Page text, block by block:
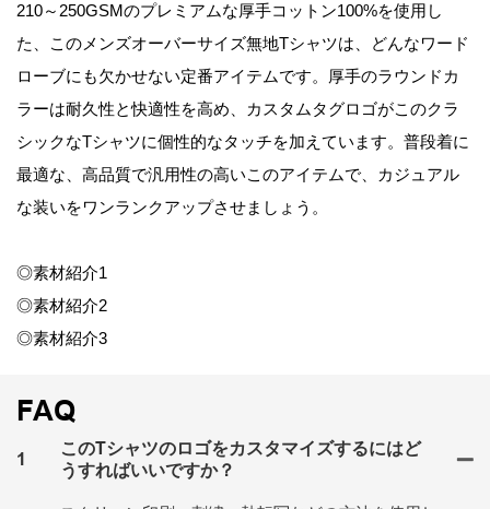
210～250GSMのプレミアムな厚手コットン100%を使用し
た、このメンズオーバーサイズ無地Tシャツは、どんなワード
ローブにも欠かせない定番アイテムです。厚手のラウンドカ
ラーは耐久性と快適性を高め、カスタムタグロゴがこのクラ
シックなTシャツに個性的なタッチを加えています。普段着に
最適な、高品質で汎用性の高いこのアイテムで、カジュアル
な装いをワンランクアップさせましょう。
◎素材紹介1
◎素材紹介2
◎素材紹介3
FAQ
1
このTシャツのロゴをカスタマイズするにはど
うすればいいですか？